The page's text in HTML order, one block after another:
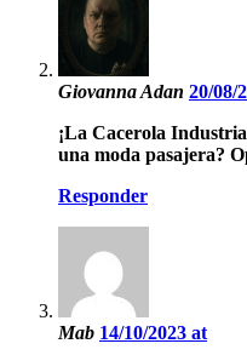
Giovanna Adan 20/08/
¡La Cacerola
una moda pasajera?
Responder
Mab 14/10/2023 at